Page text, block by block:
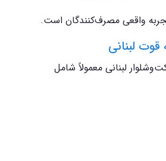
واقعی مصرف‌کنندگان است.
قوت لبنانی
لبنانی معمولاً شامل